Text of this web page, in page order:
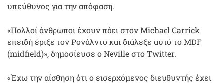
υπεύθυνος για την απόφαση.
«Πολλοί άνθρωποι έχουν πάει στον Michael Carrick
επειδή έριξε τον Ρονάλντο και διάλεξε αυτό το MDF
(midfield)», δημοσίευσε ο Neville στο Twitter.
«Έχω την αίσθηση ότι ο εισερχόμενος διευθυντής έχει